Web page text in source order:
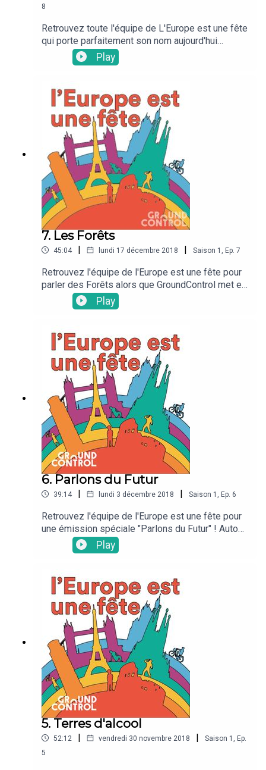
8
Retrouvez toute l'équipe de L'Europe est une fête
qui porte parfaitement son nom aujourd'hui
puisqu'on fête Noël dans le studio de
GroundControl !Autour de la table : Carla (Italie),
(Grèce) et bien sûr notre animateur vedette
Casimir !
Play
7. Les Forêts
45:04 | lundi 17 décembre 2018 | Saison 1 Ep. 7
Retrouvez l'équipe de l'Europe est une fête pour
parler des Forêts alors que GroundControl met en
lumière la Transylvanie !Autour de la table : Carla
(Italie), Sinead (Ireland), Renée (Grèce) et Ale
Play
6. Parlons du Futur
39:14 | lundi 3 décembre 2018 | Saison 1 , Ep. 6
Retrouvez l'équipe de l'Europe est une fête pour
une émission spéciale "Parlons du Futur" ! Autour
de la table : Rosita (Bulgarie), Ale (Espagne),
Ruben (Pays-Bas) et Casimir (France)
Play
5. Terres d'alcool
52:12 | vendredi 30 novembre 2018 | Saison 1 , Ep.
5